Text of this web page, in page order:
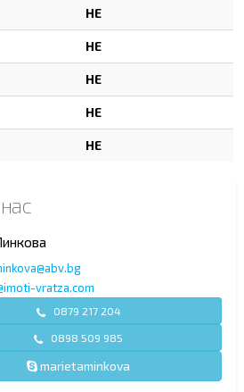
НЕ
НЕ
НЕ
НЕ
НЕ
vratza.com
0879 217 204
0898 509 985
marietaminkova